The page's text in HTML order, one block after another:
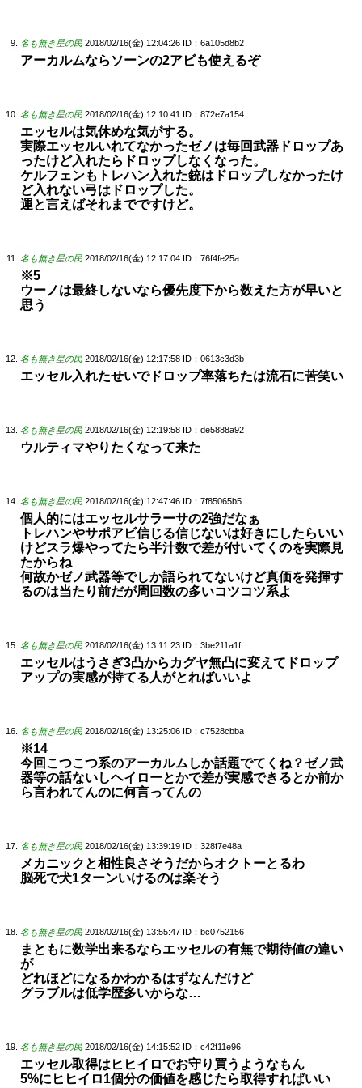
名も無き星の民 2018/02/16(金) 12:04:26 ID：6a105d8b2
アーカルムならソーンの2アビも使えるぞ
名も無き星の民 2018/02/16(金) 12:10:41 ID：872e7a154
エッセルは気休めな気がする。
実際エッセルいれてなかったゼノは毎回武器ドロップあ
ったけど入れたらドロップしなくなった。
ケルフェンもトレハン入れた銃はドロップしなかったけ
ど入れない弓はドロップした。
運と言えばそれまでですけど。
名も無き星の民 2018/02/16(金) 12:17:04 ID：76f4fe25a
※5
ウーノは最終しないなら優先度下から数えた方が早いと
思う
名も無き星の民 2018/02/16(金) 12:17:58 ID：0613c3d3b
エッセル入れたせいでドロップ率落ちたは流石に苦笑い
名も無き星の民 2018/02/16(金) 12:19:58 ID：de5888a92
ウルティマやりたくなって来た
名も無き星の民 2018/02/16(金) 12:47:46 ID：7f85065b5
個人的にはエッセルサラーサの2強だなぁ
トレハンやサポアビ信じる信じないは好きにしたらいい
けどスラ爆やってたら半汁数で差が付いてくのを実際見
たからね
何故かゼノ武器等でしか語られてないけど真価を発揮す
るのは当たり前だが周回数の多いコツコツ系よ
名も無き星の民 2018/02/16(金) 13:11:23 ID：3be211a1f
エッセルはうさぎ3凸からカグヤ無凸に変えてドロップ
アップの実感が持てる人がとればいいよ
名も無き星の民 2018/02/16(金) 13:25:06 ID：c7528cbba
※14
今回こつこつ系のアーカルムしか話題でてくね？ゼノ武
器等の話ないしヘイローとかで差が実感できるとか前か
ら言われてんのに何言ってんの
名も無き星の民 2018/02/16(金) 13:39:19 ID：328f7e48a
メカニックと相性良さそうだからオクトーとるわ
脳死で犬1ターンいけるのは楽そう
名も無き星の民 2018/02/16(金) 13:55:47 ID：bc0752156
まともに数学出来るならエッセルの有無で期待値の違い
が
どれほどになるかわかるはずなんだけど
グラブルは低学歴多いからな…
名も無き星の民 2018/02/16(金) 14:15:52 ID：c42f11e96
エッセル取得はヒヒイロでお守り買うようなもん
5%にヒヒイロ1個分の価値を感じたら取得すればいい